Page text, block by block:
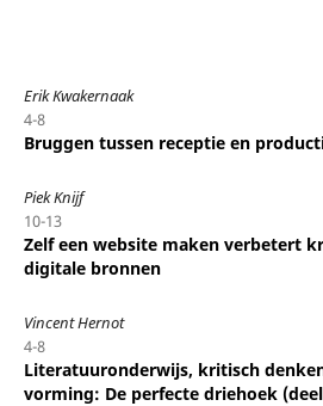
Erik Kwakernaak
4-8
Bruggen tussen receptie en
Piek Knijf
10-13
Zelf een website maken verbetert
digitale bronnen
Vincent Hernot
4-8
Literatuuronderwijs, kritisch
vorming: De perfecte driehoek